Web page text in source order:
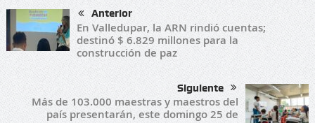
Anterior
En Valledupar, la ARN rindió cuentas;
destinó $ 6.829 millones para la
construcción de paz
Siguiente
Más de 103.000 maestras y maestros del
país presentarán, este domingo 25 de